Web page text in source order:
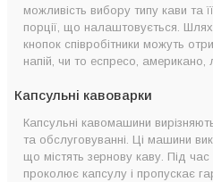
можливість вибору типу кави та
порції, що налаштовується.
кнопок співробітники можуть
напій, чи то еспресо, американо,
Капсульні кавоварки
Капсульні кавомашини
та обслуговуванні. Ці машини
що містять зернову каву. Під
проколює капсулу і пропускає